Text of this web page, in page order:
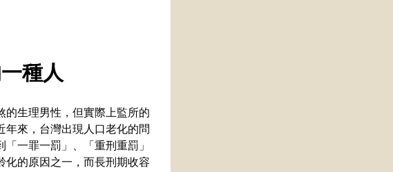
種人
的生理男性，但實際上監所的
年來，台灣出現人口老化的問
一罪一罰」、「重刑重罰」
化的原因之一，而長刑期收容